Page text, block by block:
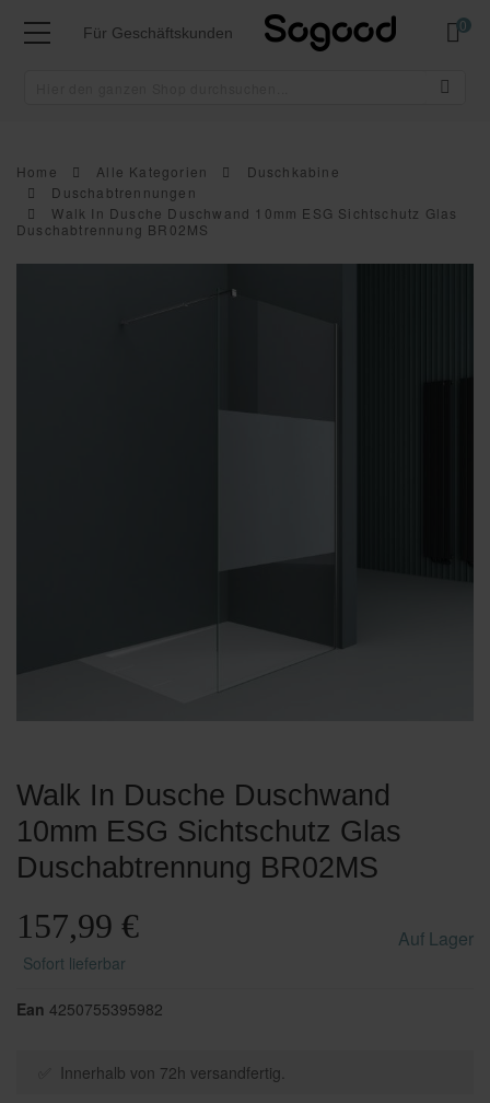
Für Geschäftskunden
Home Alle Kategorien
Duschkabine
Duschabtrennungen
Walk In Dusche Duschwand 10mm ESG Sichtschutz Glas
Duschabtrennung BR02MS
Walk In Dusche Duschwand
10mm ESG Sichtschutz Glas
Duschabtrennung BR02MS
157,99 €
Sofort lieferbar
Auf Lager
Ean 4250755395982
✅ Innerhalb von 72h versandfertig.